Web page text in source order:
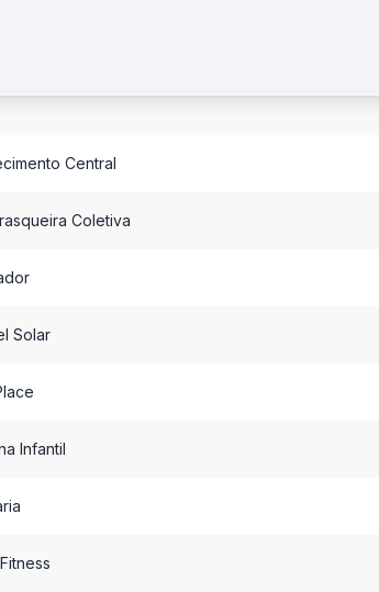
Central
Coletiva
Solar
Infantil